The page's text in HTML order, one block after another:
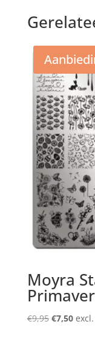
Moyra
€9,95 €7,50